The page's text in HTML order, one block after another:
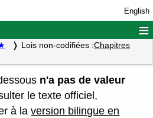
English
≡
Lois non-codifiées :Chapitres
n'a pas de valeur
le texte officiel,
à laversion bilingue en